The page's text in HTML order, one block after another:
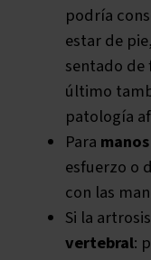
podría
estar de
sentado
último
patología
Para
esfuerzo o
con las
Si la
vertebral: